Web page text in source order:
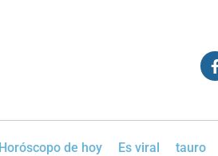
Horóscopo de hoy Es viral tauro